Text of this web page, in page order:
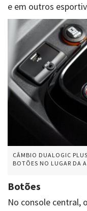
e em outros
CÂMBIO DUALOGIC
BOTÕES NO LUGAR DA
Botões
No console central,